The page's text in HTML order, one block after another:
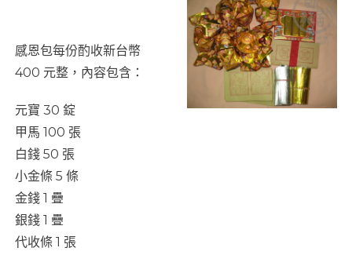
感恩包每份酌收新台幣
400 元整，內容包含：
元寶 30 錠
甲馬 100 張
白錢 50 張
小金條 5 條
金錢 1 疊
銀錢 1 疊
代收條 1 張